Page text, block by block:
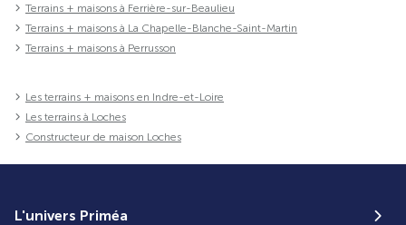
Terrains + maisons à Ferrière-sur-Beaulieu
Terrains + maisons à La Chapelle-Blanche-Saint-Martin
Terrains + maisons à Perrusson
Les terrains + maisons en Indre-et-Loire
Les terrains à Loches
Constructeur de maison Loches
L'univers Priméa